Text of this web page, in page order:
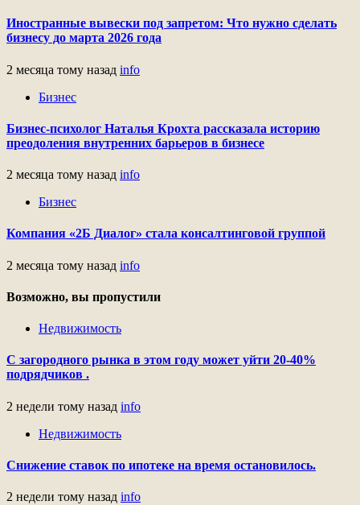
Иностранные вывески под запретом: Что нужно сделать
бизнесу до марта 2026 года
2 месяца тому назад info
Бизнес
Бизнес-психолог Наталья Крохта рассказала историю
преодоления внутренних барьеров в бизнесе
2 месяца тому назад info
Бизнес
Компания «2Б Диалог» стала консалтинговой группой
2 месяца тому назад info
Возможно, вы пропустили
Недвижимость
С загородного рынка в этом году может уйти 20-40%
подрядчиков .
2 недели тому назад info
Недвижимость
Снижение ставок по ипотеке на время остановилось.
2 недели тому назад info